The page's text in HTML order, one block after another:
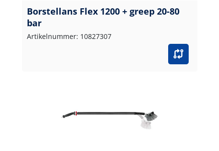
Borstellans Flex 1200 + greep 20-80
bar
Artikelnummer: 10827307